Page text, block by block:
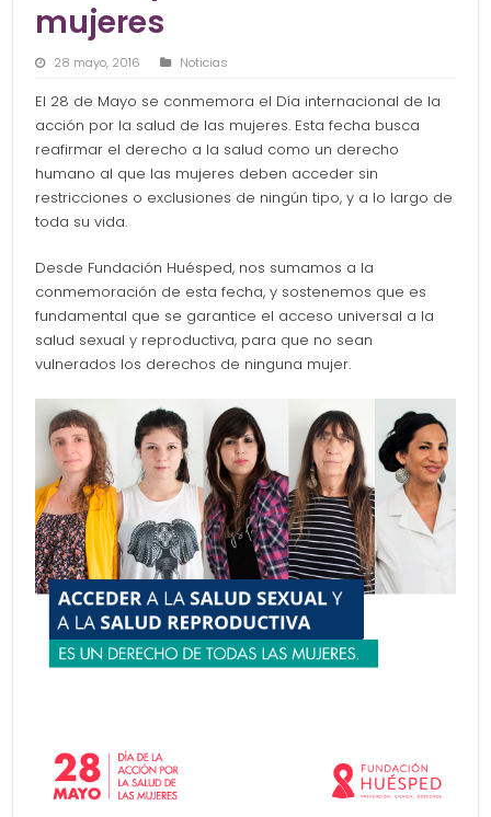
mujeres
28 mayo, 2016 Noticias
El 28 de Mayo se conmemora el Día internacional de la
acción por la salud de las mujeres. Esta fecha busca
reafirmar el derecho a la salud como un derecho
humano al que las mujeres deben acceder sin
restricciones o exclusiones de ningún tipo, y a lo largo de
toda su vida.
Desde Fundación Huésped, nos sumamos a la
conmemoración de esta fecha, y sostenemos que es
fundamental que se garantice el acceso universal a la
salud sexual y reproductiva, para que no sean
vulnerados los derechos de ninguna mujer.